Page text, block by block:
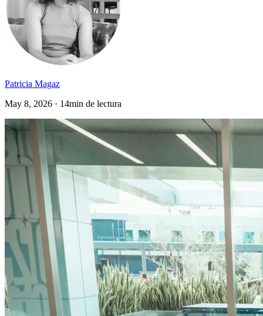
Patricia Magaz
May 8, 2026 · 14min de lectura